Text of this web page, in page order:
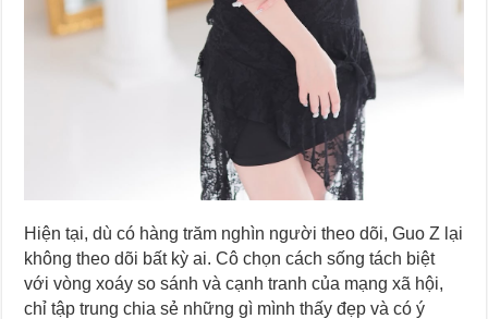
Hiện tại, dù có hàng trăm nghìn người theo dõi, Guo Z lại
không theo dõi bất kỳ ai. Cô chọn cách sống tách biệt
với vòng xoáy so sánh và cạnh tranh của mạng xã hội,
chỉ tập trung chia sẻ những gì mình thấy đẹp và có ý